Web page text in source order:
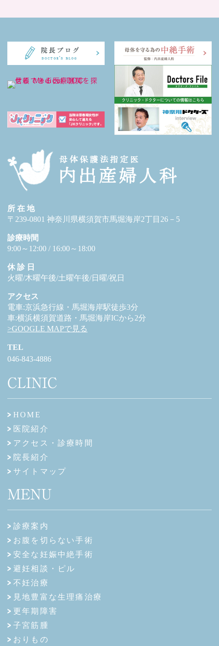
所 在 地
〒239-0801 神奈川県横須賀市馬堀海岸2丁目26－5
診療時間
9:00～12:00 / 16:00～18:00
休 診 日
火曜/木曜午後/土曜午後/日曜/祝日
アクセス
電車:京浜急行線・馬堀海岸駅徒歩3分
車:横浜横須賀道路・馬堀海岸ICから2分
>GOOGLE MAPで見る
TEL
046-843-4886
CLINIC
HOME
医院紹介
アクセス・診療時間
院長紹介
サイトマップ
MENU
診療案内
お腹を切らない手術
安全な妊娠中絶手術
避妊相談・ピル
不妊治療
見地豊富な生理痛治療
更年期障害
子宮筋腫
おりもの